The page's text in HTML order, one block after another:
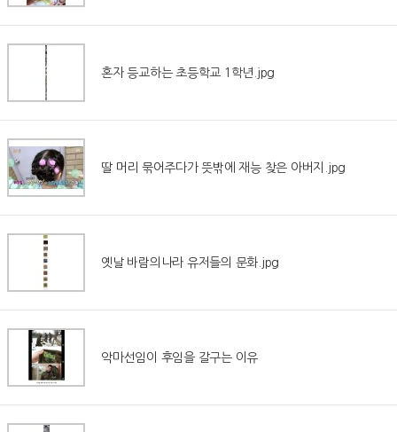
혼자 등교하는 초등학교 1학년.jpg
딸 머리 묶어주다가 뜻밖에 재능 찾은 아버지.jpg
옛날 바람의나라 유저들의 문화.jpg
악마선임이 후임을 갈구는 이유